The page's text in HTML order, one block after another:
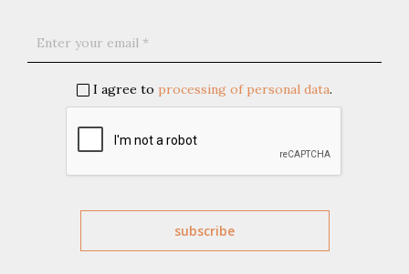
I agree to processing of personal data.